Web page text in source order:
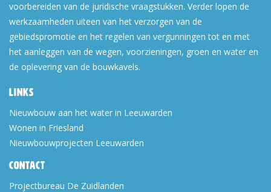
voorbereiden van de juridische vraagstukken. Verder lopen de
werkzaamheden uiteen van het verzorgen van de
gebiedspromotie en het regelen van vergunningen tot en met
het aanleggen van de wegen, voorzieningen, groen en water en
de oplevering van de bouwkavels.
Links
Nieuwbouw aan het water in Leeuwarden
Wonen in Friesland
Nieuwbouwprojecten Leeuwarden
Contact
Projectbureau De Zuidlanden